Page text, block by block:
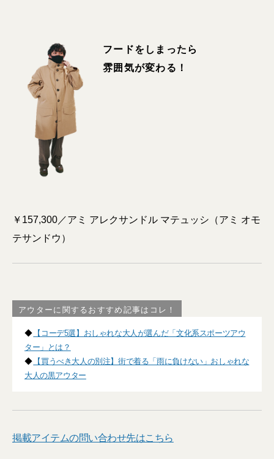
フードをしまったら
雰囲気が変わる！
￥157,300／アミ アレクサンドル マテュッシ（アミ オモ
テサンドウ）
アウターに関するおすすめ記事はコレ！
◆ 【コーデ5選】おしゃれな大人が選んだ「文化系スポーツアウ
ター」とは？
◆ 【買うべき大人の別注】街で着る「雨に負けない」おしゃれな
大人の黒アウター
掲載アイテムの問い合わせ先はこちら